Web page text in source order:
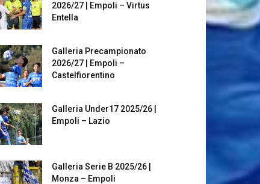
2026/27 | Empoli – Virtus
Entella
Galleria Precampionato
2026/27 | Empoli –
Castelfiorentino
Galleria Under17 2025/26 |
Empoli – Lazio
Galleria Serie B 2025/26 |
Monza – Empoli